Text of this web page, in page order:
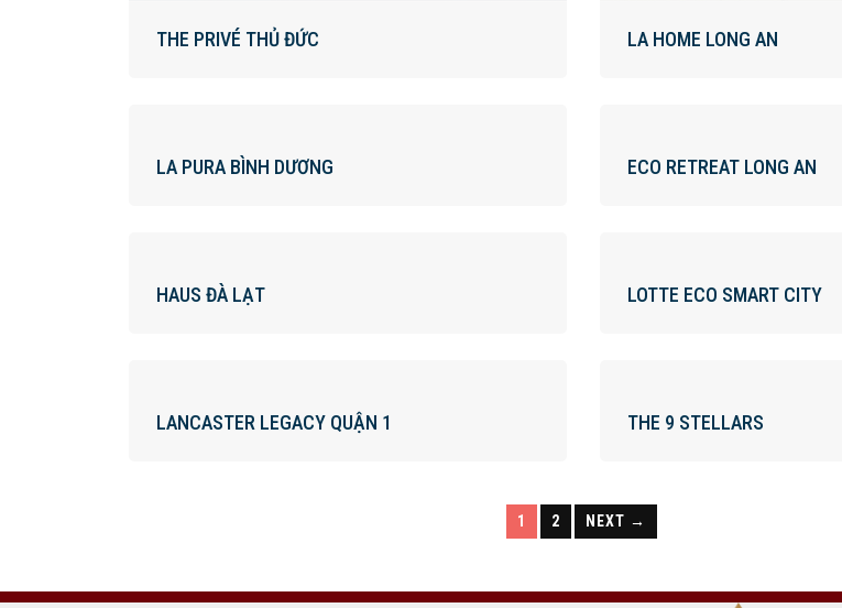
THE PRIVÉ THỦ ĐỨC LA HOME LONG AN
LA PURA BÌNH DƯƠNG ECO RETREAT LONG AN
HAUS ĐÀ LẠT LOTTE ECO SMART CITY
LANCASTER LEGACY QUẬN 1 THE 9 STELLARS
1 2 NEXT →